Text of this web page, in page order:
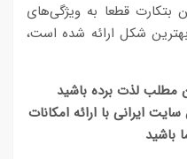
بتکارت قطعا به ویژگی‌های
شکل ارائه شده است،
مطلب لذت برده باشید
ایرانی با ارائه امکانات
باشید